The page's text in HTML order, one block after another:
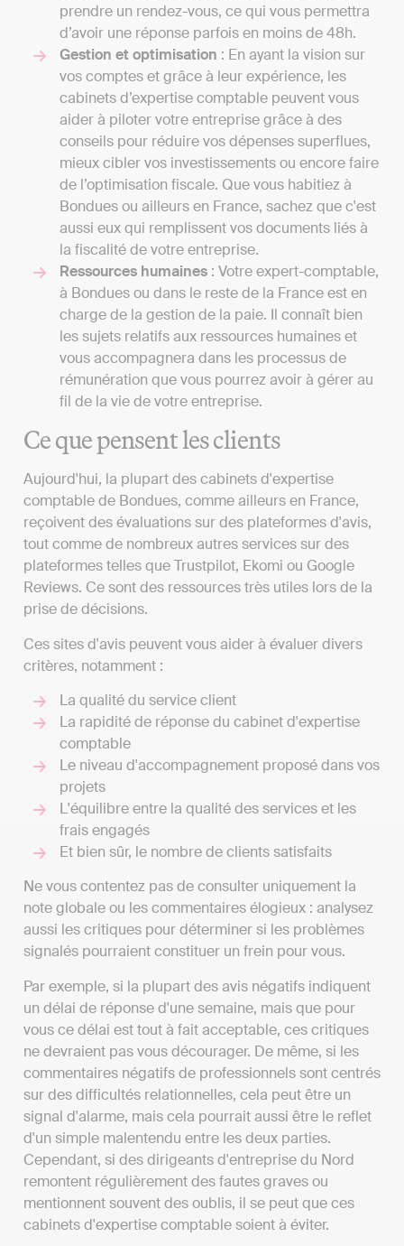
prendre un rendez-vous, ce qui vous permettra
d’avoir une réponse parfois en moins de 48h.
Gestion et optimisation : En ayant la vision sur
vos comptes et grâce à leur expérience, les
cabinets d’expertise comptable peuvent vous
aider à piloter votre entreprise grâce à des
conseils pour réduire vos dépenses superflues,
mieux cibler vos investissements ou encore faire
de l’optimisation fiscale. Que vous habitiez à
Bondues ou ailleurs en France, sachez que c'est
aussi eux qui remplissent vos documents liés à
la fiscalité de votre entreprise.
Ressources humaines : Votre expert-comptable,
à Bondues ou dans le reste de la France est en
charge de la gestion de la paie. Il connaît bien
les sujets relatifs aux ressources humaines et
vous accompagnera dans les processus de
rémunération que vous pourrez avoir à gérer au
fil de la vie de votre entreprise.
Ce que pensent les clients
Aujourd'hui, la plupart des cabinets d'expertise
comptable de Bondues, comme ailleurs en France,
reçoivent des évaluations sur des plateformes d'avis,
tout comme de nombreux autres services sur des
plateformes telles que Trustpilot, Ekomi ou Google
Reviews. Ce sont des ressources très utiles lors de la
prise de décisions.
Ces sites d'avis peuvent vous aider à évaluer divers
critères, notamment :
La qualité du service client
La rapidité de réponse du cabinet d'expertise
comptable
Le niveau d'accompagnement proposé dans vos
projets
L'équilibre entre la qualité des services et les
frais engagés
Et bien sûr, le nombre de clients satisfaits
Ne vous contentez pas de consulter uniquement la
note globale ou les commentaires élogieux : analysez
aussi les critiques pour déterminer si les problèmes
signalés pourraient constituer un frein pour vous.
Par exemple, si la plupart des avis négatifs indiquent
un délai de réponse d'une semaine, mais que pour
vous ce délai est tout à fait acceptable, ces critiques
ne devraient pas vous décourager. De même, si les
commentaires négatifs de professionnels sont centrés
sur des difficultés relationnelles, cela peut être un
signal d'alarme, mais cela pourrait aussi être le reflet
d'un simple malentendu entre les deux parties.
Cependant, si des dirigeants d'entreprise du Nord
remontent régulièrement des fautes graves ou
mentionnent souvent des oublis, il se peut que ces
cabinets d'expertise comptable soient à éviter.